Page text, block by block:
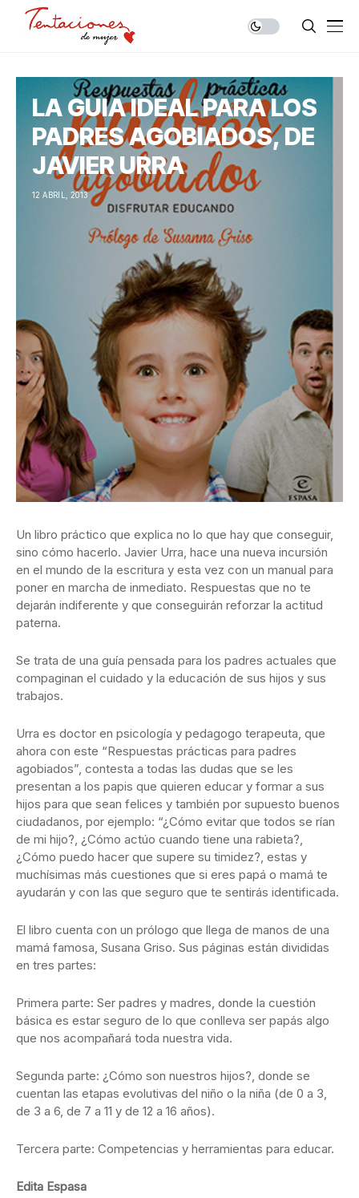
LA GUIA IDEAL PARA LOS
PADRES AGOBIADOS, DE
JAVIER URRA
12 ABRIL, 2013
Un libro práctico que explica no lo que hay que conseguir,
sino cómo hacerlo. Javier Urra, hace una nueva incursión
en el mundo de la escritura y esta vez con un manual para
poner en marcha de inmediato. Respuestas que no te
dejarán indiferente y que conseguirán reforzar la actitud
paterna.
Se trata de una guía pensada para los padres actuales que
compaginan el cuidado y la educación de sus hijos y sus
trabajos.
Urra es doctor en psicología y pedagogo terapeuta, que
ahora con este “Respuestas prácticas para padres
agobiados”, contesta a todas las dudas que se les
presentan a los papis que quieren educar y formar a sus
hijos para que sean felices y también por supuesto buenos
ciudadanos, por ejemplo: “¿Cómo evitar que todos se rían
de mi hijo?, ¿Cómo actúo cuando tiene una rabieta?,
¿Cómo puedo hacer que supere su timidez?, estas y
muchísimas más cuestiones que si eres papá o mamá te
ayudarán y con las que seguro que te sentirás identificada.
El libro cuenta con un prólogo que llega de manos de una
mamá famosa, Susana Griso. Sus páginas están divididas
en tres partes:
Primera parte: Ser padres y madres, donde la cuestión
básica es estar seguro de lo que conlleva ser papás algo
que nos acompañará toda nuestra vida.
Segunda parte: ¿Cómo son nuestros hijos?, donde se
cuentan las etapas evolutivas del niño o la niña (de 0 a 3,
de 3 a 6, de 7 a 11 y de 12 a 16 años).
Tercera parte: Competencias y herramientas para educar.
Edita Espasa